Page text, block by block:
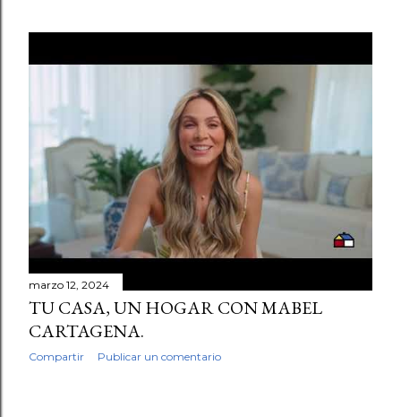
a
d
a
s
marzo 12, 2024
TU CASA, UN HOGAR CON MABEL
CARTAGENA.
Compartir Publicar un comentario
a mis redes